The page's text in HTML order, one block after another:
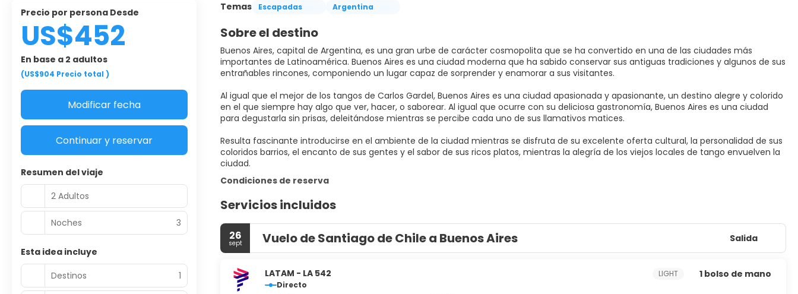
Temas Escapadas Argentina
Sobre el destino
Buenos Aires, capital de Argentina, es una gran urbe de carácter cosmopolita que se ha convertido en una de las ciudades más
importantes de Latinoamérica. Buenos Aires es una ciudad moderna que ha sabido conservar sus antiguas tradiciones y algunos de sus
entrañables rincones, componiendo un lugar capaz de sorprender y enamorar a sus visitantes.
Al igual que el mejor de los tangos de Carlos Gardel, Buenos Aires es una ciudad apasionada y apasionante, un destino alegre y colorido
en el que siempre hay algo que ver, hacer, o saborear. Al igual que ocurre con su deliciosa gastronomía, Buenos Aires es una ciudad
para degustarla sin prisas, deleitándose mientras se percibe cada uno de sus llamativos matices.
Resulta fascinante introducirse en el ambiente de la ciudad mientras se disfruta de su excelente oferta cultural, la personalidad de sus
coloridos barrios, el encanto de sus gentes y el sabor de sus ricos platos, mientras la alegría de los viejos locales de tango envuelven la
ciudad.
Condiciones de reserva
Servicios incluidos
26
sept Vuelo de Santiago de Chile a Buenos Aires Salida
LATAM - LA 542
Directo
LIGHT 1 bolso de mano
Precio por persona Desde
US$452
En base a 2 adultos
(US$904 Precio total )
Modificar fecha
Continuar y reservar
Resumen del viaje
2 Adultos
Noches 3
Esta idea incluye
Destinos
1